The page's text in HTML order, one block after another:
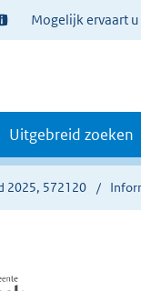
Mogelijk ervaart
Uitgebreid zoeken
2025, 572120